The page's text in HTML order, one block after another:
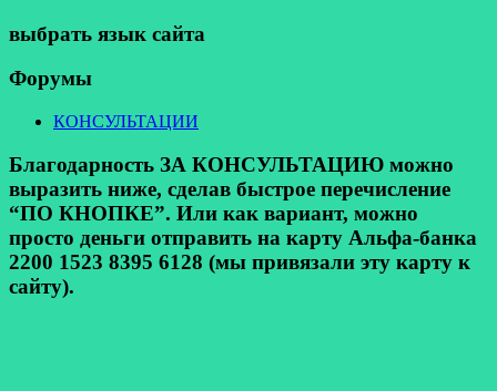
выбрать язык сайта
Форумы
КОНСУЛЬТАЦИИ
Благодарность ЗА КОНСУЛЬТАЦИЮ можно
выразить ниже, сделав быстрое перечисление
“ПО КНОПКЕ”. Или как вариант, можно
просто деньги отправить на карту Альфа-банка
2200 1523 8395 6128 (мы привязали эту карту к
сайту).